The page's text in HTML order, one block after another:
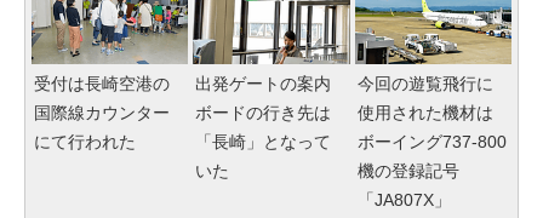
受付は長崎空港の
国際線カウンター
にて行われた
出発ゲートの案内
ボードの行き先は
「長崎」となって
いた
今回の遊覧飛行に
使用された機材は
ボーイング737-800
機の登録記号
「JA807X」